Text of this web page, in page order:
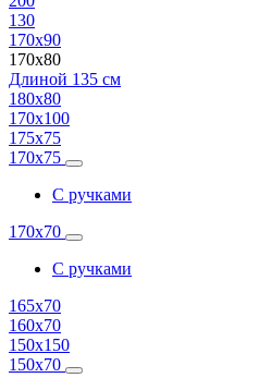
130
170х90
170х80
Длиной 135 см
180х80
170х100
175х75
170х75
С ручками
170х70
С ручками
165х70
160х70
150х150
150х70